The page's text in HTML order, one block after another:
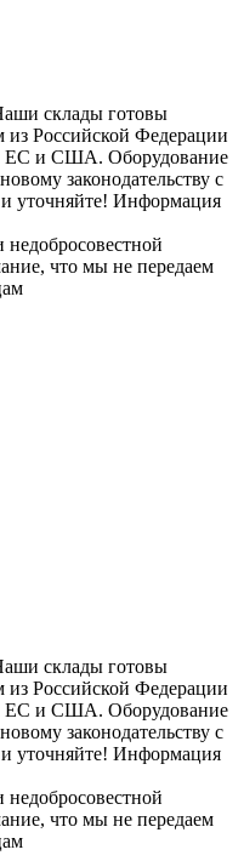
склады готовы
из Российской Федерации
ЕС и США. Оборудование
законодательству с
уточняйте! Информация
что мы не передаем
склады готовы
из Российской Федерации
ЕС и США. Оборудование
законодательству с
уточняйте! Информация
что мы не передаем